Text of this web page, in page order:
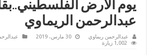
يوم الأرض
عبدالرحمن الريماوي
عبدالرحمن ريماوي 30 مارس، 2019
1,002 زيارة